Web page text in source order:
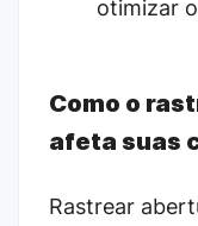
otimizar
Como o
afeta suas
Rastrear